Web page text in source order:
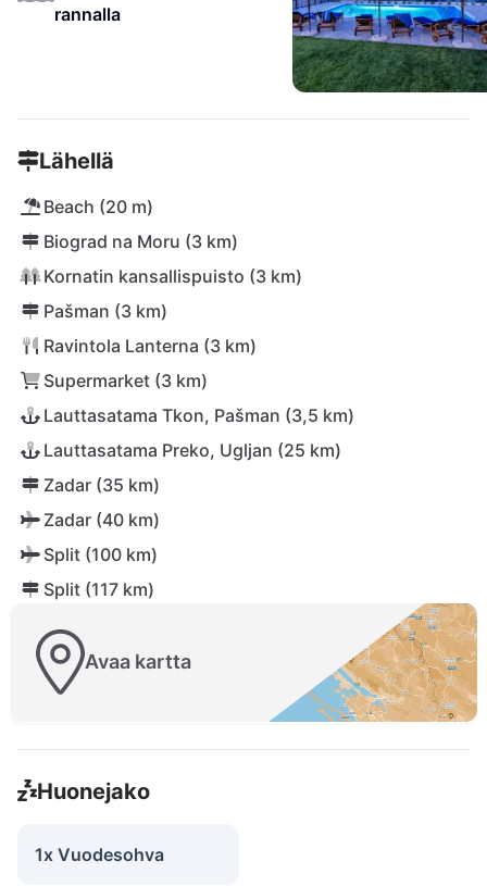
rannalla
Lähellä
Beach (20 m)
Biograd na Moru (3 km)
Kornatin kansallispuisto (3 km)
Pašman (3 km)
Ravintola Lanterna (3 km)
Supermarket (3 km)
Lauttasatama Tkon, Pašman (3,5 km)
Lauttasatama Preko, Ugljan (25 km)
Zadar (35 km)
Zadar (40 km)
Split (100 km)
Split (117 km)
Avaa kartta
Huonejako
1x Vuodesohva